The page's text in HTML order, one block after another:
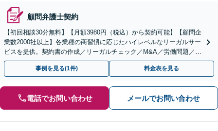
顧問弁護士契約
【初回相談30分無料】【月額3980円（税込）から契約可能】【顧問企
業数2000社以上】各業種の商習慣に応じたハイレベルなリーガルサー
ビスを提供。契約書の作成／リーガルチェック／M&A／労働問題／知
的財産等、お任せください【他士業連携可能】
事例を見る(1件) 料金表を見る
電話でお問い合わせ メールでお問い合わせ